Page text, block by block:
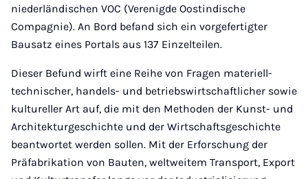
niederländischen VOC (Verenigde Oostindische
Compagnie). An Bord befand sich ein vorgefertigter
Bausatz eines Portals aus 137 Einzelteilen.
Dieser Befund wirft eine Reihe von Fragen materiell-
technischer, handels- und betriebswirtschaftlicher sowie
kultureller Art auf, die mit den Methoden der Kunst- und
Architekturgeschichte und der Wirtschaftsgeschichte
beantwortet werden sollen. Mit der Erforschung der
Präfabrikation von Bauten, weltweitem Transport, Export